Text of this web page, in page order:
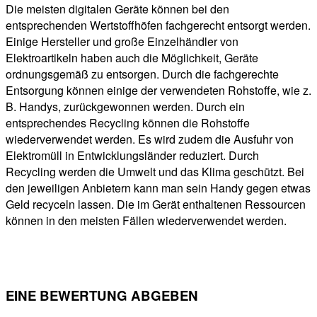
Die meisten digitalen Geräte können bei den
entsprechenden Wertstoffhöfen fachgerecht entsorgt werden.
Einige Hersteller und große Einzelhändler von
Elektroartikeln haben auch die Möglichkeit, Geräte
ordnungsgemäß zu entsorgen. Durch die fachgerechte
Entsorgung können einige der verwendeten Rohstoffe, wie z.
B. Handys, zurückgewonnen werden. Durch ein
entsprechendes Recycling können die Rohstoffe
wiederverwendet werden. Es wird zudem die Ausfuhr von
Elektromüll in Entwicklungsländer reduziert. Durch
Recycling werden die Umwelt und das Klima geschützt. Bei
den jeweiligen Anbietern kann man sein Handy gegen etwas
Geld recyceln lassen. Die im Gerät enthaltenen Ressourcen
können in den meisten Fällen wiederverwendet werden.
EINE BEWERTUNG ABGEBEN